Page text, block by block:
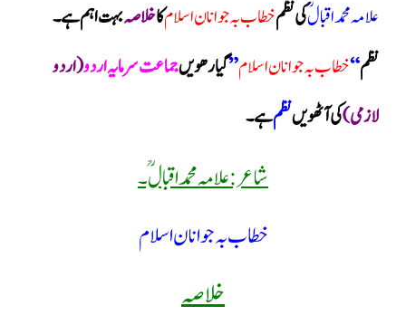
علامہ محمد اقبال ؒکی نظمخطاب بہ جوانان اسلامکاخلاصہبہت اہم ہے ۔
نظم“خطاب بہ جوانان اسلام”گیارھویںجماعتسرمایہ اردو( اردو
لازمی )کی آٹھویںنظمہے ۔
شاعر: علامہ محمد اقبال ؒ۔
خطاب بہ جوانان اسلام
خلاصہ